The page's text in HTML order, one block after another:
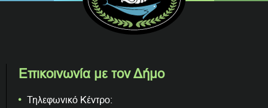
Επικοινωνία με τον Δήμο
Τηλεφωνικό Κέντρο: